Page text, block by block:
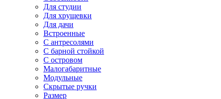
Для студии
Для хрущевки
Для дачи
Встроенные
С антресолями
С барной стойкой
С островом
Малогабаритные
Модульные
Скрытые ручки
Размер